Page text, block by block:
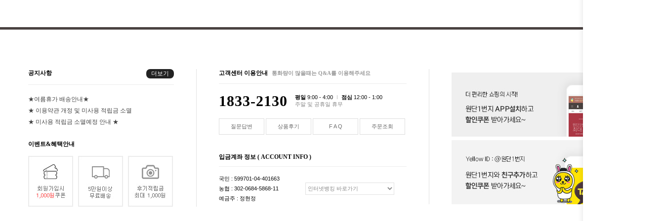
공지사항 더보기
★여름휴가 배송안내★
★ 이용약관 개정 및 미사용 적립금 소멸
★ 미사용 적립금 소멸예정 안내 ★
이벤트&혜택안내
고객센터 이용안내 통화량이 많을때는 Q&A를 이용해주세요
1833-2130 평일 9:00 - 4:00 점심 12:00 - 1:00
주말 및 공휴일 휴무
질문답변 상품후기 F A Q 주문조회
입금계좌 정보 ( ACCOUNT INFO )
국민 : 599701-04-401663
농협 : 302-0684-5868-11
예금주 : 정현정